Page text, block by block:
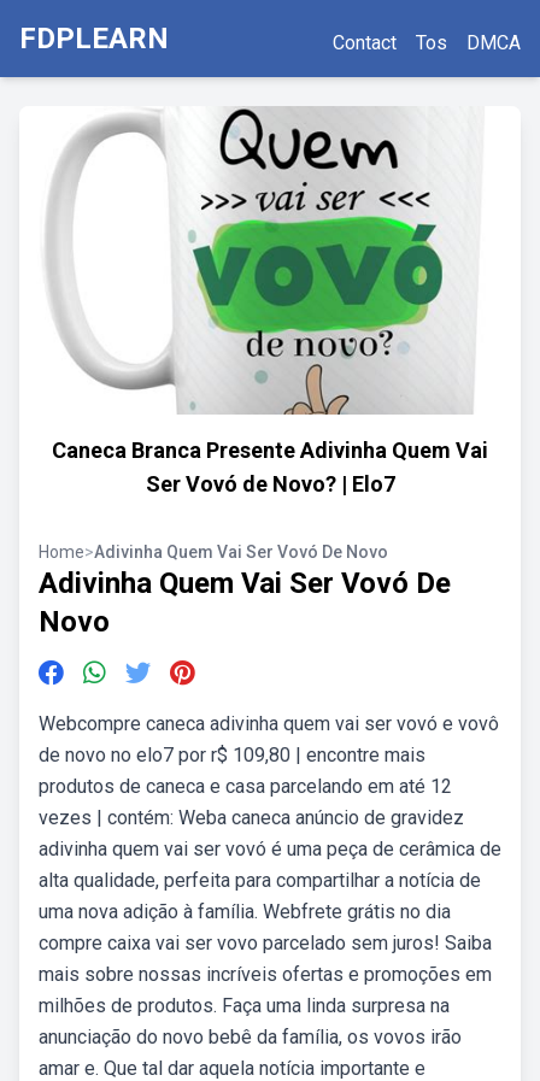
FDPLEARN Contact Tos DMCA
Caneca Branca Presente Adivinha Quem Vai
Ser Vovó de Novo? | Elo7
Home>Adivinha Quem Vai Ser Vovó De Novo
Adivinha Quem Vai Ser Vovó De
Novo
Webcompre caneca adivinha quem vai ser vovó e vovô
de novo no elo7 por r$ 109,80 | encontre mais
produtos de caneca e casa parcelando em até 12
vezes | contém: Weba caneca anúncio de gravidez
adivinha quem vai ser vovó é uma peça de cerâmica de
alta qualidade, perfeita para compartilhar a notícia de
uma nova adição à família. Webfrete grátis no dia
compre caixa vai ser vovo parcelado sem juros! Saiba
mais sobre nossas incríveis ofertas e promoções em
milhões de produtos. Faça uma linda surpresa na
anunciação do novo bebê da família, os vovos irão
amar e. Que tal dar aquela notícia importante e